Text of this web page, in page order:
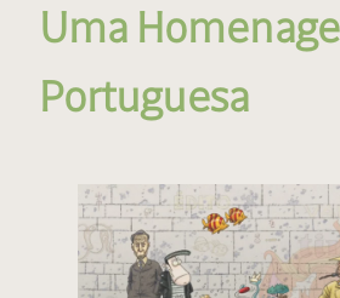
Uma
Portuguesa